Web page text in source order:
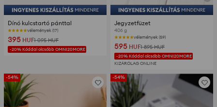
Dínó kulcstartó pánttal
vélemények (17)
395 HUF1 095 HUF
-20% Kóddal olcsóbb OMNI20MORE
Jegyzetfüzet
406 g
vélemények (59)
595 HUF1 895 HUF
-20% Kóddal olcsóbb OMNI20MORE
KIZÁRÓLAG ONLINE
-54% -54%